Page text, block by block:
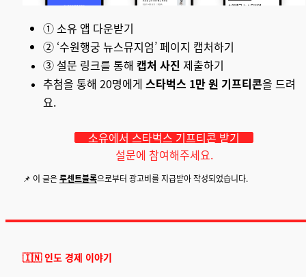
① 소유 앱 다운받기
② ‘수원행궁 뉴스뮤지엄’ 페이지 캡처하기
③ 설문 링크를 통해 캡처 사진 제출하기
추첨을 통해 20명에게 스타벅스 1만 원 기프티콘을 드려
요.
소유에서 스타벅스 기프티콘 받기
설문에 참여해주세요.
📌 이 글은루센트블록으로부터 광고비를 지급받아 작성되었습니다.
🇮🇳 인도 경제 이야기